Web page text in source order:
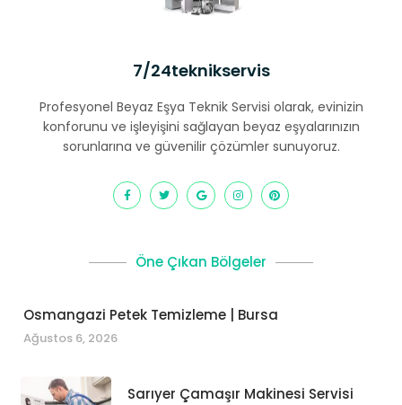
7/24teknikservis
Profesyonel Beyaz Eşya Teknik Servisi olarak, evinizin
konforunu ve işleyişini sağlayan beyaz eşyalarınızın
sorunlarına ve güvenilir çözümler sunuyoruz.
Öne Çıkan Bölgeler
Osmangazi Petek Temizleme | Bursa
Ağustos 6, 2026
Sarıyer Çamaşır Makinesi Servisi